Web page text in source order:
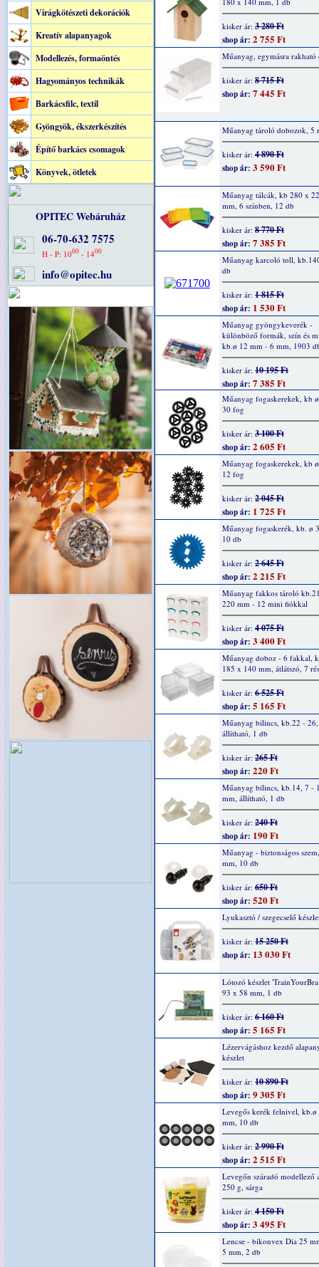
Virágkötészeti dekorációk
Kreatív alapanyagok
Modellezés, formaöntés
Hagyományos technikák
Barkácsfilc, textil
Gyöngyök, ékszerkészítés
Építő barkács csomagok
Könyvek, ötletek
OPITEC Webáruház
06-70-632 7575
H - P: 1000- 1400
info@opitec.hu
kisker ár: 3 280 Ft
shop ár: 2 755 Ft
Műanyag, egymásra
kisker ár: 8 715 Ft
shop ár: 7 445 Ft
Műanyag tároló dobozok, 5
kisker ár: 4 890 Ft
shop ár: 3 590 Ft
Műanyag tálcák, kb 280 x
mm, 6 színben, 12 db
kisker ár: 8 770 Ft
shop ár: 7 385 Ft
Műanyag karcoló toll,
db
kisker ár: 1 815 Ft
shop ár: 1 530 Ft
Műanyag gyöngykeverék -
különböző formák, szín és
kb.ø 12 mm - 6 mm, 1903
kisker ár: 10 195 Ft
shop ár: 7 385 Ft
Műanyag fogaskerekek, kb
30 fog
kisker ár: 3 100 Ft
shop ár: 2 605 Ft
Műanyag fogaskerekek, kb
12 fog
kisker ár: 2 045 Ft
shop ár: 1 725 Ft
Műanyag fogaskerék, kb. ø
10 db
kisker ár: 2 645 Ft
shop ár: 2 215 Ft
Műanyag fakkos tároló
220 mm - 12 mini fiókkal
kisker ár: 4 075 Ft
shop ár: 3 400 Ft
Műanyag doboz - 6 fakkal,
185 x 140 mm, átlátszó, 7
kisker ár: 6 525 Ft
shop ár: 5 165 Ft
Műanyag bilincs, kb.22 -
állítható, 1 db
kisker ár: 265 Ft
shop ár: 220 Ft
Műanyag bilincs, kb.14, 7 -
mm, állítható, 1 db
kisker ár: 240 Ft
shop ár: 190 Ft
Műanyag - biztonságos
mm, 10 db
kisker ár: 650 Ft
shop ár: 520 Ft
Lyukasztó / szegecselő
kisker ár: 15 250 Ft
shop ár: 13 030 Ft
Lótozó készlet
93 x 58 mm, 1 db
kisker ár: 6 160 Ft
shop ár: 5 165 Ft
Lézervágáshoz kezdő
készlet
kisker ár: 10 890 Ft
shop ár: 9 305 Ft
Levegős kerék felnivel,
mm, 10 db
kisker ár: 2 990 Ft
shop ár: 2 515 Ft
Levegőn száradó modellező
250 g, sárga
kisker ár: 4 150 Ft
shop ár: 3 495 Ft
Lencse - bikonvex Dia 25
5 mm, 2 db